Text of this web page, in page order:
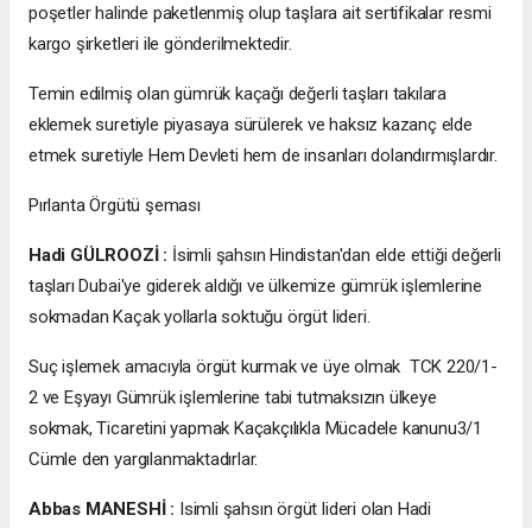
poşetler halinde paketlenmiş olup taşlara ait sertifikalar resmi
kargo şirketleri ile gönderilmektedir.
Temin edilmiş olan gümrük kaçağı değerli taşları takılara
eklemek suretiyle piyasaya sürülerek ve haksız kazanç elde
etmek suretiyle Hem Devleti hem de insanları dolandırmışlardır.
Pırlanta Örgütü şeması
Hadi GÜLROOZİ : İsimli şahsın Hindistan'dan elde ettiği değerli
taşları Dubai'ye giderek aldığı ve ülkemize gümrük işlemlerine
sokmadan Kaçak yollarla soktuğu örgüt lideri.
Suç işlemek amacıyla örgüt kurmak ve üye olmak TCK 220/1-
2 ve Eşyayı Gümrük işlemlerine tabi tutmaksızın ülkeye
sokmak, Ticaretini yapmak Kaçakçılıkla Mücadele kanunu3/1
Cümle den yargılanmaktadırlar.
Abbas MANESHİ : Isimli şahsın örgüt lideri olan Hadi